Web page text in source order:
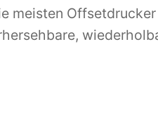
meisten